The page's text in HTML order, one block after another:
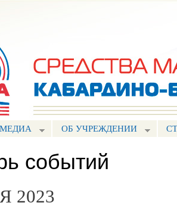
ОБ УЧРЕЖДЕНИИ
событий
2023